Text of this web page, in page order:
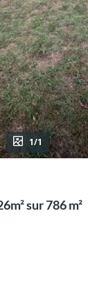
1/1
sur 786 m²